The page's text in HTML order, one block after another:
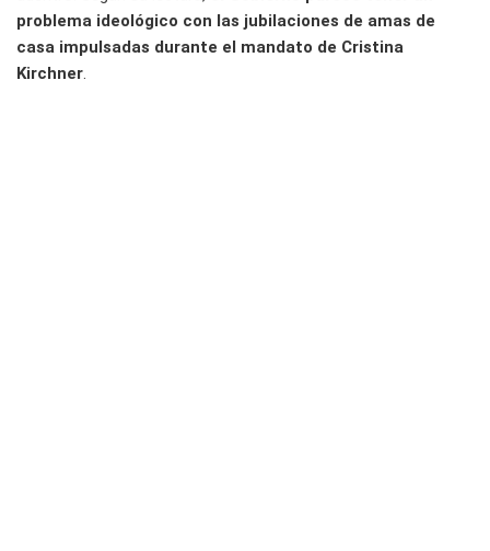
problema ideológico con las jubilaciones de amas de
casa impulsadas durante el mandato de Cristina
Kirchner